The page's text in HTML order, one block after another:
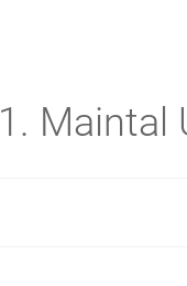
Maintal